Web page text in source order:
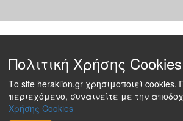
Πολιτική Χρήσης Cookies
Το site heraklion.gr χρησιμοποιεί
περιεχόμενο, συναινείτε με την
Χρήσης Cookies